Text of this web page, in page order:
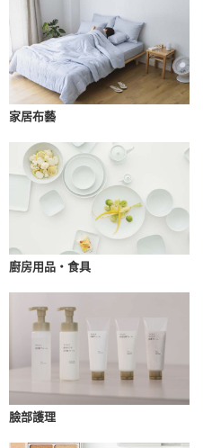
家居布藝
廚房用品・食具
臉部護理